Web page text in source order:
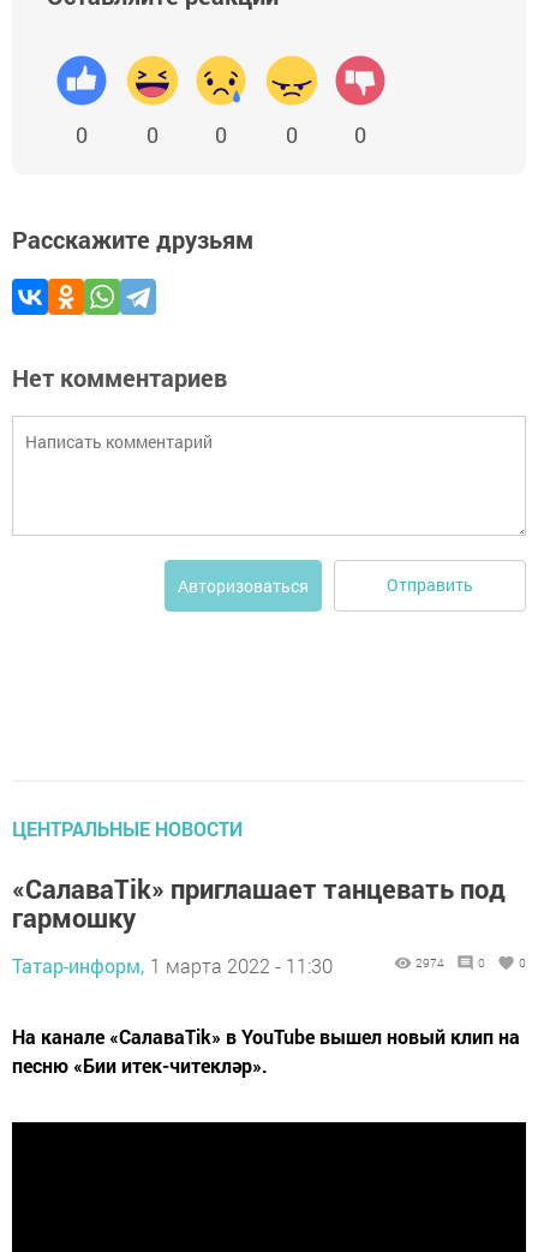
0 0 0 0 0
Расскажите друзьям
Нет комментариев
Авторизоваться Отправить
ЦЕНТРАЛЬНЫЕ НОВОСТИ
«СалаваTik» приглашает танцевать под
гармошку
Татар-информ, 1 марта 2022 - 11:30 2974 0 0
На канале «СалаваTik» в YouTube вышел новый клип на
песню «Бии итек-читекләр».